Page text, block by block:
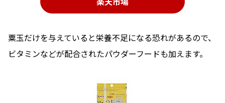
粟玉だけを与えていると栄養不足になる恐れがあるので、
ビタミンなどが配合されたパウダーフードも加えます。